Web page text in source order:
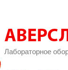
Лабораторное